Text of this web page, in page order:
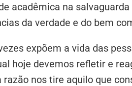
acadêmica na
da verdade e do bem
expõem a vida das
hoje devemos refletir e
nos tire aquilo que